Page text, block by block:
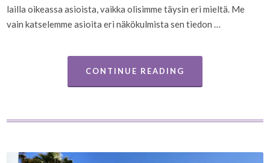
lailla oikeassa asioista, vaikka olisimme täysin eri mieltä. Me
vain katselemme asioita eri näkökulmista sen tiedon …
CONTINUE READING